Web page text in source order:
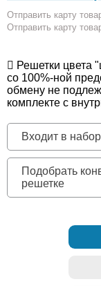
Отправить карту
Отправить карту
Решетки цвета
со 100%-ной
обмену не
комплекте с
Входит в
Подобрать
решетке